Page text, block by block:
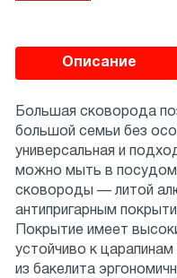
Описание
Большая сковорода
большой семьи без
универсальная и
можно мыть в
сковороды — литой
антипригарным
Покрытие имеет
устойчиво к
из бакелита